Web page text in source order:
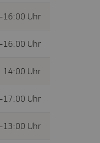
16:00 Uhr
16:00 Uhr
14:00 Uhr
17:00 Uhr
13:00 Uhr